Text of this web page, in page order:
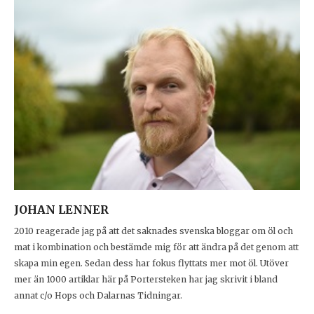
JOHAN LENNER
2010 reagerade jag på att det saknades svenska bloggar om öl och
mat i kombination och bestämde mig för att ändra på det genom att
skapa min egen. Sedan dess har fokus flyttats mer mot öl. Utöver
mer än 1000 artiklar här på Portersteken har jag skrivit i bland
annat c/o Hops och Dalarnas Tidningar.